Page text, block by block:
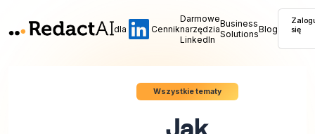
dla Cennik
Darmowe
narzędzia
LinkedIn
Business
SolutionsBlog
się
Wszystkie tematy